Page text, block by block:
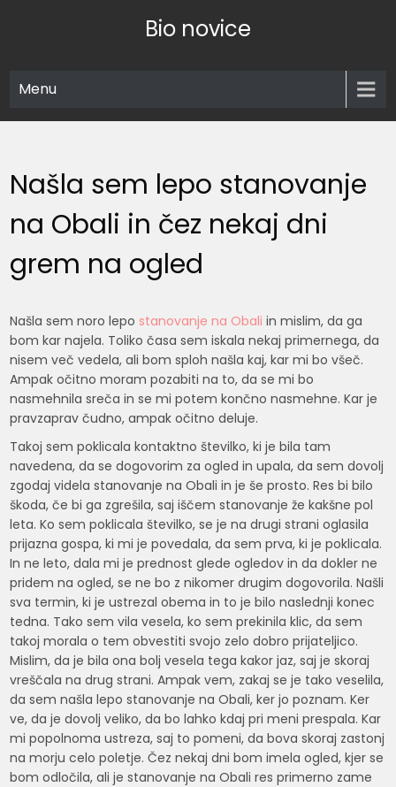
Bio novice
Menu
Našla sem lepo stanovanje
na Obali in čez nekaj dni
grem na ogled
Našla sem noro lepo stanovanje na Obali in mislim, da ga
bom kar najela. Toliko časa sem iskala nekaj primernega, da
nisem več vedela, ali bom sploh našla kaj, kar mi bo všeč.
Ampak očitno moram pozabiti na to, da se mi bo
nasmehnila sreča in se mi potem končno nasmehne. Kar je
pravzaprav čudno, ampak očitno deluje.
Takoj sem poklicala kontaktno številko, ki je bila tam
navedena, da se dogovorim za ogled in upala, da sem dovolj
zgodaj videla stanovanje na Obali in je še prosto. Res bi bilo
škoda, če bi ga zgrešila, saj iščem stanovanje že kakšne pol
leta. Ko sem poklicala številko, se je na drugi strani oglasila
prijazna gospa, ki mi je povedala, da sem prva, ki je poklicala.
In ne leto, dala mi je prednost glede ogledov in da dokler ne
pridem na ogled, se ne bo z nikomer drugim dogovorila. Našli
sva termin, ki je ustrezal obema in to je bilo naslednji konec
tedna. Tako sem vila vesela, ko sem prekinila klic, da sem
takoj morala o tem obvestiti svojo zelo dobro prijateljico.
Mislim, da je bila ona bolj vesela tega kakor jaz, saj je skoraj
vreščala na drug strani. Ampak vem, zakaj se je tako veselila,
da sem našla lepo stanovanje na Obali, ker jo poznam. Ker
ve, da je dovolj veliko, da bo lahko kdaj pri meni prespala. Kar
mi popolnoma ustreza, saj to pomeni, da bova skoraj zastonj
na morju celo poletje. Čez nekaj dni bom imela ogled, kjer se
bom odločila, ali je stanovanje na Obali res primerno zame